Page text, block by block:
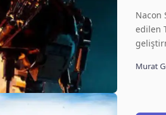
Nacon
edilen
Murat